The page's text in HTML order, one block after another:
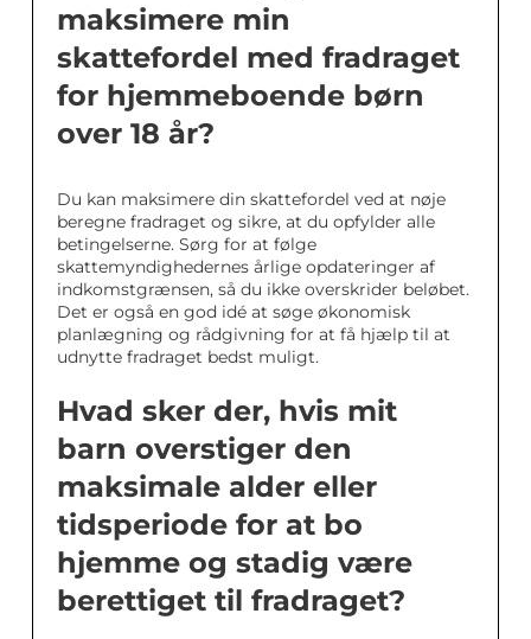
maksimere min
skattefordel med fradraget
for hjemmeboende børn
over 18 år?
Du kan maksimere din skattefordel ved at nøje
beregne fradraget og sikre, at du opfylder alle
betingelserne. Sørg for at følge
skattemyndighedernes årlige opdateringer af
indkomstgrænsen, så du ikke overskrider beløbet.
Det er også en god idé at søge økonomisk
planlægning og rådgivning for at få hjælp til at
udnytte fradraget bedst muligt.
Hvad sker der, hvis mit
barn overstiger den
maksimale alder eller
tidsperiode for at bo
hjemme og stadig være
berettiget til fradraget?